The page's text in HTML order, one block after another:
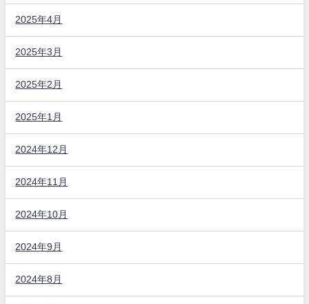
2025年4月
2025年3月
2025年2月
2025年1月
2024年12月
2024年11月
2024年10月
2024年9月
2024年8月